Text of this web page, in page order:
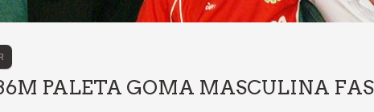
PALETA GOMA MASCULINA